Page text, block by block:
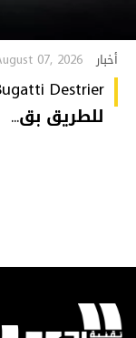
أخبار 07, 2026
للطريق بق...